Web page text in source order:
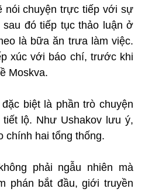
nói chuyện trực tiếp với sự
đó tiếp tục thảo luận ở
là bữa ăn trưa làm việc.
xúc với báo chí, trước khi
Moskva.
biệt là phần trò chuyện
lộ. Như Ushakov lưu ý,
chính hai tổng thống.
phải ngẫu nhiên mà
phán bắt đầu, giới truyền